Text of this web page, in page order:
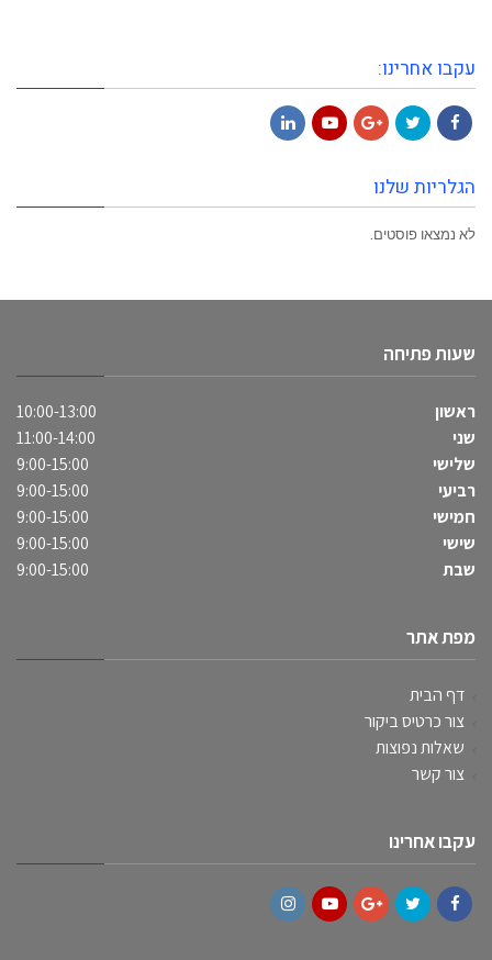
עקבו אחרינו:
הגלריות שלנו
לא נמצאו פוסטים.
שעות פתיחה
ראשון
10:00-13:00
שני
11:00-14:00
שלישי
9:00-15:00
רביעי
9:00-15:00
חמישי
9:00-15:00
שישי
9:00-15:00
שבת
9:00-15:00
מפת אתר
דף הבית
צור כרטיס ביקור
שאלות נפוצות
צור קשר
עקבו אחרינו